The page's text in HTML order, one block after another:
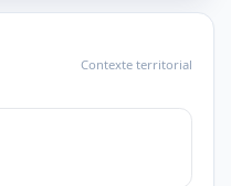
Contexte territorial